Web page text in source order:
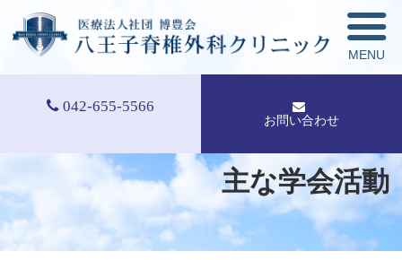
042-655-5566
お問い合わせ
主な学会活動